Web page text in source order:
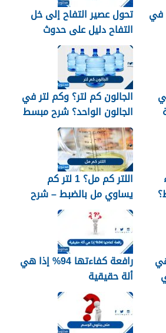
في
تحول عصير التفاح إلى خل
التفاح دليل على حدوث
تفاعل كيميائي.
الجالون كم لتر؟ وكم لتر في
الجالون الواحد؟ شرح مبسط
اللتر كم مل؟ 1 لتر كم
يساوي مل بالضبط – شرح
مبسّط وواضح
رافعة كفاءتها 94% إذا هي
ألة حقيقية